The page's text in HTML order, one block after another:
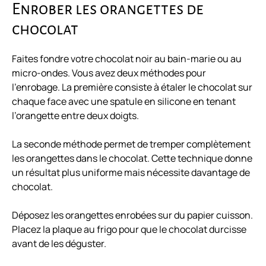
Enrober les orangettes de
chocolat
Faites fondre votre chocolat noir au bain-marie ou au
micro-ondes. Vous avez deux méthodes pour
l’enrobage. La première consiste à étaler le chocolat sur
chaque face avec une spatule en silicone en tenant
l’orangette entre deux doigts.
La seconde méthode permet de tremper complètement
les orangettes dans le chocolat. Cette technique donne
un résultat plus uniforme mais nécessite davantage de
chocolat.
Déposez les orangettes enrobées sur du papier cuisson.
Placez la plaque au frigo pour que le chocolat durcisse
avant de les déguster.